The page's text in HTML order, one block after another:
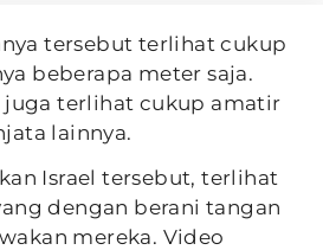
tersebut terlihat cukup
beberapa meter saja.
juga terlihat cukup amatir
lainnya.
Israel tersebut, terlihat
dengan berani tangan
mereka. Video